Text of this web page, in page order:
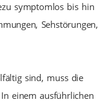
symptomlos bis hin
Sehstörungen,
sind, muss die
einem ausführlichen